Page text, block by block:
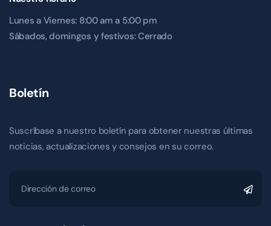
Lunes a Viernes: 8:00 am a 5:00 pm
Sábados, domingos y festivos: Cerrado
Boletín
Suscríbase a nuestro boletín para obtener nuestras últimas
noticias, actualizaciones y consejos en su correo.